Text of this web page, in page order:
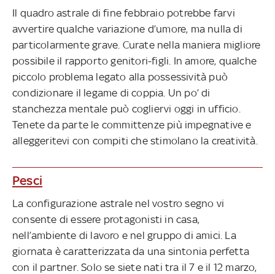
Il quadro astrale di fine febbraio potrebbe farvi
avvertire qualche variazione d’umore, ma nulla di
particolarmente grave. Curate nella maniera migliore
possibile il rapporto genitori-figli. In amore, qualche
piccolo problema legato alla possessività può
condizionare il legame di coppia. Un po’ di
stanchezza mentale può cogliervi oggi in ufficio.
Tenete da parte le committenze più impegnative e
alleggeritevi con compiti che stimolano la creatività.
Pesci
La configurazione astrale nel vostro segno vi
consente di essere protagonisti in casa,
nell’ambiente di lavoro e nel gruppo di amici. La
giornata è caratterizzata da una sintonia perfetta
con il partner. Solo se siete nati tra il 7 e il 12 marzo,